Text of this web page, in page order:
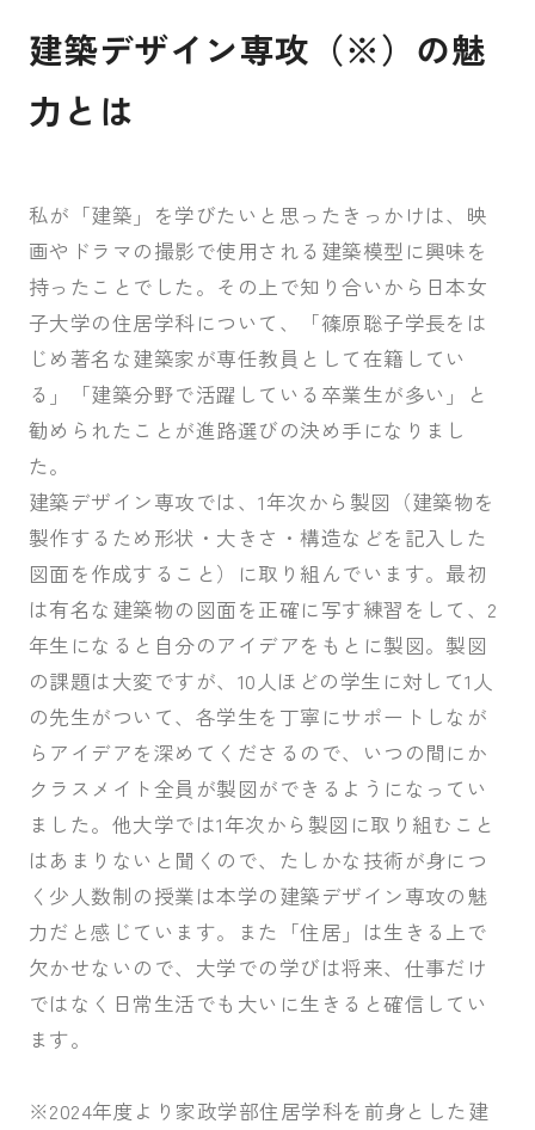
建築デザイン専攻（※）の魅
力とは
私が「建築」を学びたいと思ったきっかけは、映
画やドラマの撮影で使用される建築模型に興味を
持ったことでした。その上で知り合いから日本女
子大学の住居学科について、「篠原聡子学長をは
じめ著名な建築家が専任教員として在籍してい
る」「建築分野で活躍している卒業生が多い」と
勧められたことが進路選びの決め手になりまし
た。
建築デザイン専攻では、1年次から製図（建築物を
製作するため形状・大きさ・構造などを記入した
図面を作成すること）に取り組んでいます。最初
は有名な建築物の図面を正確に写す練習をして、2
年生になると自分のアイデアをもとに製図。製図
の課題は大変ですが、10人ほどの学生に対して1人
の先生がついて、各学生を丁寧にサポートしなが
らアイデアを深めてくださるので、いつの間にか
クラスメイト全員が製図ができるようになってい
ました。他大学では1年次から製図に取り組むこと
はあまりないと聞くので、たしかな技術が身につ
く少人数制の授業は本学の建築デザイン専攻の魅
力だと感じています。また「住居」は生きる上で
欠かせないので、大学での学びは将来、仕事だけ
ではなく日常生活でも大いに生きると確信してい
ます。
※2024年度より家政学部住居学科を前身とした建